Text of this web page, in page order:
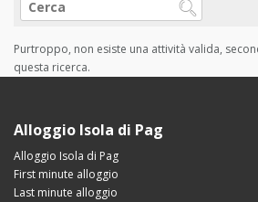
Purtroppo, non esiste una attività valida,
questa ricerca.
Alloggio Isola di Pag
Alloggio Isola di Pag
First minute alloggio
Last minute alloggio